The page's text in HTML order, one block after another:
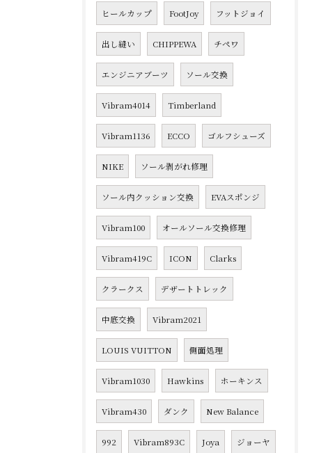
ヒールカップ FootJoy フットジョイ
出し縫い CHIPPEWA チペワ
エンジニアブーツ ソール交換
Vibram4014 Timberland
Vibram1136 ECCO ゴルフシューズ
NIKE ソール剥がれ修理
ソール内クッション交換 EVAスポンジ
Vibram100 オールソール交換修理
Vibram419C ICON Clarks
クラークス デザートトレック
中底交換 Vibram2021
LOUIS VUITTON 側面処理
Vibram1030 Hawkins ホーキンス
Vibram430 ダンク New Balance
992 Vibram893C Joya ジョーヤ